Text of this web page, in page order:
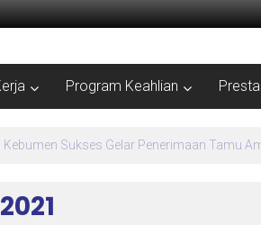
Program Keahlian
Penuh Inspirasi! MPLS Ramah SMK Negeri